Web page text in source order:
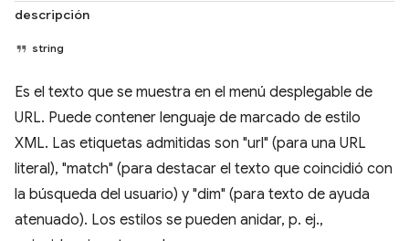
descripción
string
Es el texto que se muestra en el menú desplegable de
URL. Puede contener lenguaje de marcado de estilo
XML. Las etiquetas admitidas son "url" (para una URL
literal), "match" (para destacar el texto que coincidió con
la búsqueda del usuario) y "dim" (para texto de ayuda
atenuado). Los estilos se pueden anidar, p. ej.,